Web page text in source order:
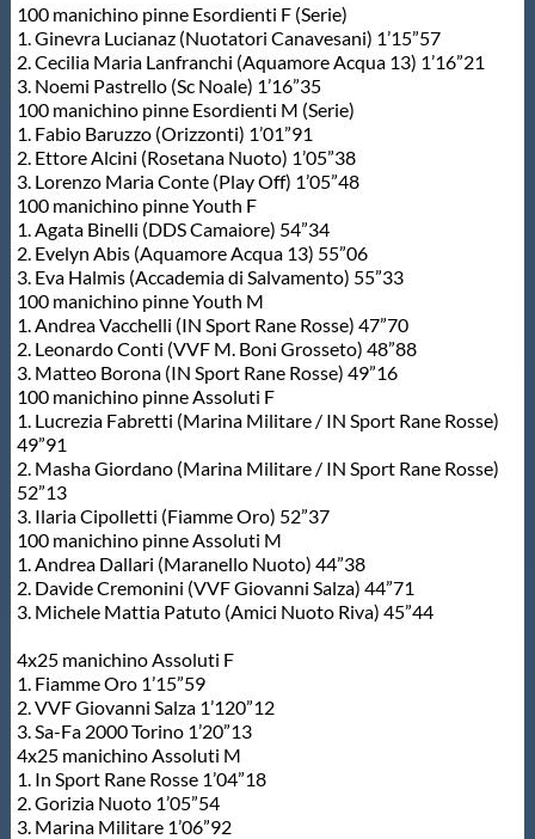
100 manichino pinne Esordienti F (Serie)
1. Ginevra Lucianaz (Nuotatori Canavesani) 1’15”57
2. Cecilia Maria Lanfranchi (Aquamore Acqua 13) 1’16”21
3. Noemi Pastrello (Sc Noale) 1’16”35
100 manichino pinne Esordienti M (Serie)
1. Fabio Baruzzo (Orizzonti) 1’01”91
2. Ettore Alcini (Rosetana Nuoto) 1’05”38
3. Lorenzo Maria Conte (Play Off) 1’05”48
100 manichino pinne Youth F
1. Agata Binelli (DDS Camaiore) 54”34
2. Evelyn Abis (Aquamore Acqua 13) 55”06
3. Eva Halmis (Accademia di Salvamento) 55”33
100 manichino pinne Youth M
1. Andrea Vacchelli (IN Sport Rane Rosse) 47”70
2. Leonardo Conti (VVF M. Boni Grosseto) 48”88
3. Matteo Borona (IN Sport Rane Rosse) 49”16
100 manichino pinne Assoluti F
1. Lucrezia Fabretti (Marina Militare / IN Sport Rane Rosse)
49”91
2. Masha Giordano (Marina Militare / IN Sport Rane Rosse)
52”13
3. Ilaria Cipolletti (Fiamme Oro) 52”37
100 manichino pinne Assoluti M
1. Andrea Dallari (Maranello Nuoto) 44”38
2. Davide Cremonini (VVF Giovanni Salza) 44”71
3. Michele Mattia Patuto (Amici Nuoto Riva) 45”44
4x25 manichino Assoluti F
1. Fiamme Oro 1’15”59
2. VVF Giovanni Salza 1’120”12
3. Sa-Fa 2000 Torino 1’20”13
4x25 manichino Assoluti M
1. In Sport Rane Rosse 1’04”18
2. Gorizia Nuoto 1’05”54
3. Marina Militare 1’06”92